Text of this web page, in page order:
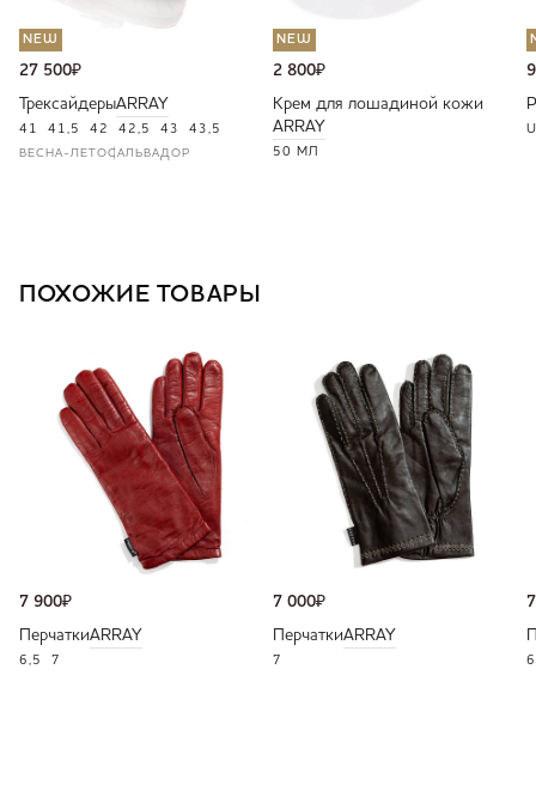
NEW
27 500₽
ТрексайдерыARRAY
41 41,5 42 42,5 43 43,5
ВЕСНА-ЛЕТОСАЛЬВАДОР
NEW
2 800₽
Крем для лошадиной кожи
ARRAY
50 МЛ
ПОХОЖИЕ ТОВАРЫ
7 900₽
ПерчаткиARRAY
6,5 7
7 000₽
ПерчаткиARRAY
7